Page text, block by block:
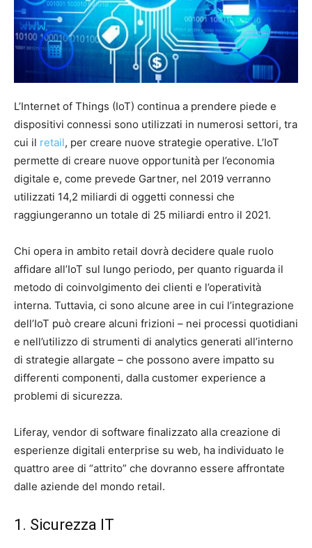
L’Internet of Things (IoT) continua a prendere piede e
dispositivi connessi sono utilizzati in numerosi settori, tra
cui il retail, per creare nuove strategie operative. L’IoT
permette di creare nuove opportunità per l’economia
digitale e, come prevede Gartner, nel 2019 verranno
utilizzati 14,2 miliardi di oggetti connessi che
raggiungeranno un totale di 25 miliardi entro il 2021.
Chi opera in ambito retail dovrà decidere quale ruolo
affidare all’IoT sul lungo periodo, per quanto riguarda il
metodo di coinvolgimento dei clienti e l’operatività
interna. Tuttavia, ci sono alcune aree in cui l’integrazione
dell’IoT può creare alcuni frizioni – nei processi quotidiani
e nell’utilizzo di strumenti di analytics generati all’interno
di strategie allargate – che possono avere impatto su
differenti componenti, dalla customer experience a
problemi di sicurezza.
Liferay, vendor di software finalizzato alla creazione di
esperienze digitali enterprise su web, ha individuato le
quattro aree di “attrito” che dovranno essere affrontate
dalle aziende del mondo retail.
1. Sicurezza IT